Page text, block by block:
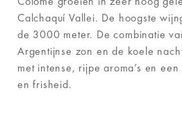
Calchaquí Vallei. De hoogste
de 3000 meter. De combinatie
Argentijnse zon en de koele
met intense, rijpe aroma’s en
en frisheid.